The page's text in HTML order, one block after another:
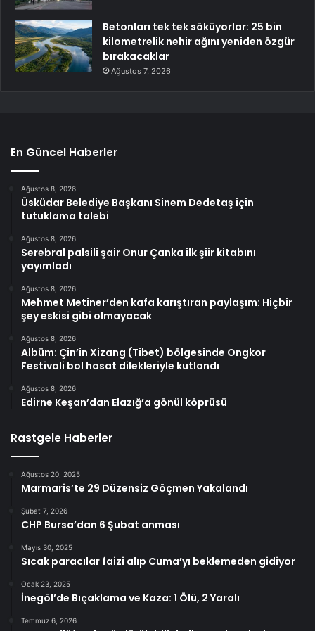
Betonları tek tek söküyorlar: 25 bin
kilometrelik nehir ağını yeniden özgür
bırakacaklar
Ağustos 7, 2026
En Güncel Haberler
Ağustos 8, 2026
Üsküdar Belediye Başkanı Sinem Dedetaş için
tutuklama talebi
Ağustos 8, 2026
Serebral palsili şair Onur Çanka ilk şiir kitabını
yayımladı
Ağustos 8, 2026
Mehmet Metiner’den kafa karıştıran paylaşım: Hiçbir
şey eskisi gibi olmayacak
Ağustos 8, 2026
Albüm: Çin’in Xizang (Tibet) bölgesinde Ongkor
Festivali bol hasat dilekleriyle kutlandı
Ağustos 8, 2026
Edirne Keşan’dan Elazığ’a gönül köprüsü
Rastgele Haberler
Ağustos 20, 2025
Marmaris’te 29 Düzensiz Göçmen Yakalandı
Şubat 7, 2026
CHP Bursa’dan 6 Şubat anması
Mayıs 30, 2025
Sıcak paracılar faizi alıp Cuma’yı beklemeden gidiyor
Ocak 23, 2025
İnegöl’de Bıçaklama ve Kaza: 1 Ölü, 2 Yaralı
Temmuz 6, 2026